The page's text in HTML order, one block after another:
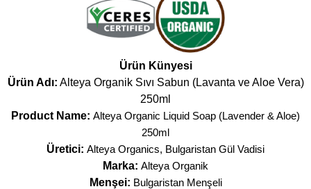
Ürün Künyesi
Ürün Adı: Alteya Organik Sıvı Sabun (Lavanta ve Aloe Vera)
250ml
Product Name: Alteya Organic Liquid Soap (Lavender & Aloe)
250ml
Üretici: Alteya Organics, Bulgaristan Gül Vadisi
Marka: Alteya Organik
Menşei: Bulgaristan Menşeli